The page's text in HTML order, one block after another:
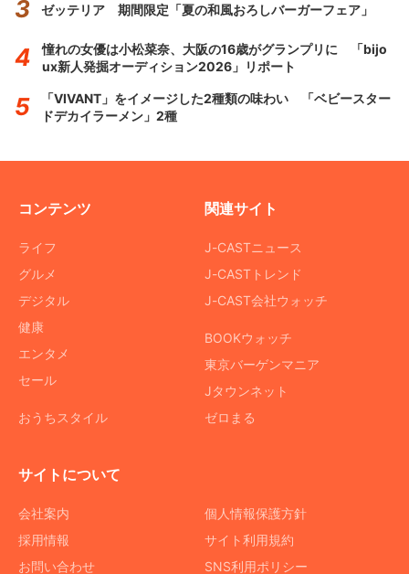
ゼッテリア 期間限定「夏の和風おろしバーガーフェア」
憧れの女優は小松菜奈、大阪の16歳がグランプリに 「bijo
ux新人発掘オーディション2026」リポート
「VIVANT」をイメージした2種類の味わい 「ベビースター
ドデカイラーメン」2種
コンテンツ
ライフ
グルメ
デジタル
健康
エンタメ
セール
おうちスタイル
関連サイト
J-CASTニュース
J-CASTトレンド
J-CAST会社ウォッチ
BOOKウォッチ
東京バーゲンマニア
Jタウンネット
ゼロまる
サイトについて
会社案内
採用情報
お問い合わせ
個人情報保護方針
サイト利用規約
SNS利用ポリシー